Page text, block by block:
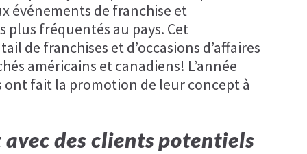
événements de franchise et
plus fréquentés au pays. Cet
de franchises et d’occasions d’affaires
américains et canadiens! L’année
ont fait la promotion de leur concept à
des clients potentiels